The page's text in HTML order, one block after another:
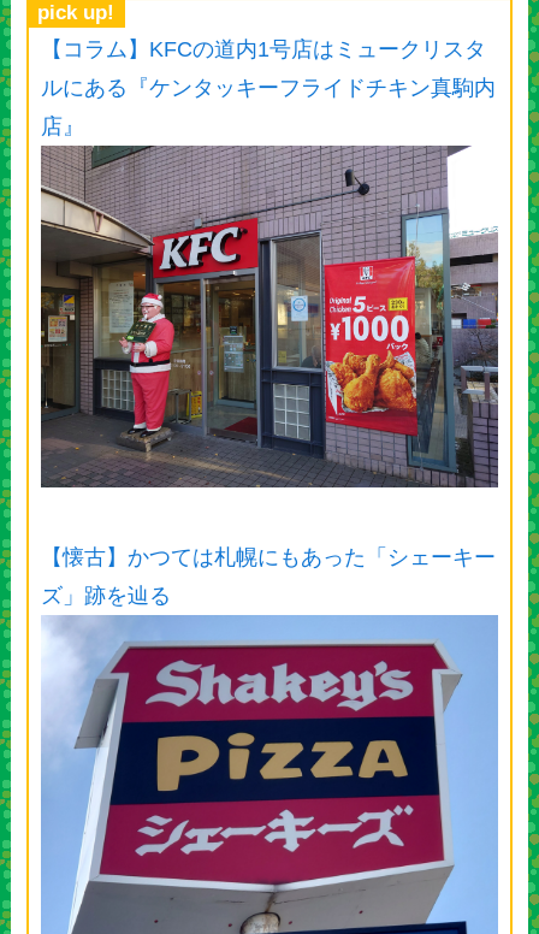
pick up!
【コラム】KFCの道内1号店はミュークリスタ
ルにある『ケンタッキーフライドチキン真駒内
店』
【懐古】かつては札幌にもあった「シェーキー
ズ」跡を辿る